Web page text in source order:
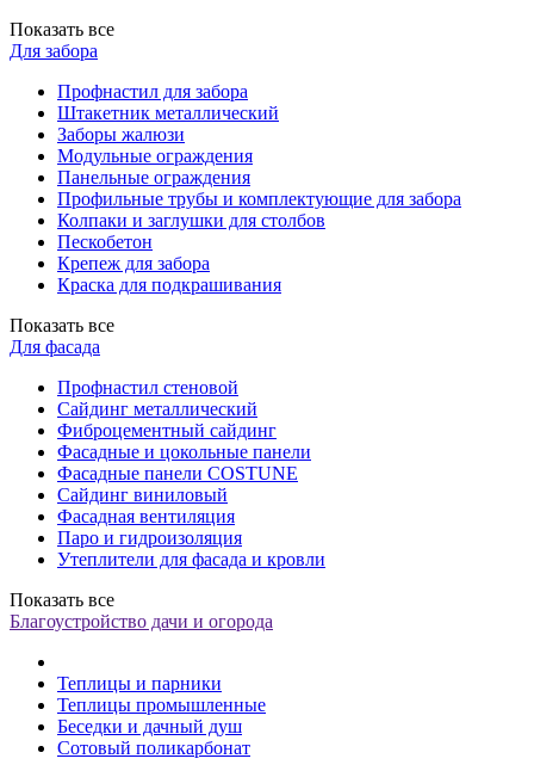
Показать все
Для забора
Профнастил для забора
Штакетник металлический
Заборы жалюзи
Модульные ограждения
Панельные ограждения
Профильные трубы и комплектующие для забора
Колпаки и заглушки для столбов
Пескобетон
Крепеж для забора
Краска для подкрашивания
Показать все
Для фасада
Профнастил стеновой
Сайдинг металлический
Фиброцементный сайдинг
Фасадные и цокольные панели
Фасадные панели COSTUNE
Сайдинг виниловый
Фасадная вентиляция
Паро и гидроизоляция
Утеплители для фасада и кровли
Показать все
Благоустройство дачи и огорода
Теплицы и парники
Теплицы промышленные
Беседки и дачный душ
Сотовый поликарбонат